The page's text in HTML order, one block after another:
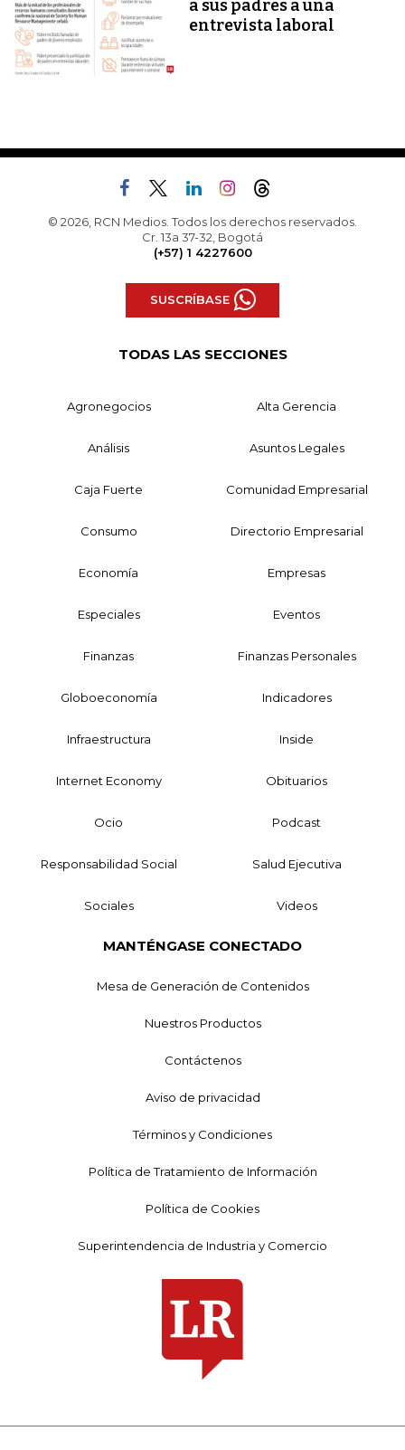
a sus padres a una
entrevista laboral
© 2026, RCN Medios. Todos los derechos reservados.
Cr. 13a 37-32, Bogotá
(+57) 1 4227600
SUSCRÍBASE
TODAS LAS SECCIONES
Agronegocios Alta Gerencia
Análisis Asuntos Legales
Caja Fuerte Comunidad Empresarial
Consumo Directorio Empresarial
Economía Empresas
Especiales Eventos
Finanzas Finanzas Personales
Globoeconomía Indicadores
Infraestructura Inside
Internet Economy Obituarios
Ocio Podcast
Responsabilidad Social Salud Ejecutiva
Sociales Videos
MANTÉNGASE CONECTADO
Mesa de Generación de Contenidos
Nuestros Productos
Contáctenos
Aviso de privacidad
Términos y Condiciones
Política de Tratamiento de Información
Política de Cookies
Superintendencia de Industria y Comercio